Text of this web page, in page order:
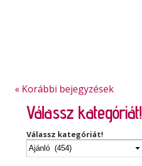
« Korábbi bejegyzések
Válassz kategóriát!
Válassz kategóriát!